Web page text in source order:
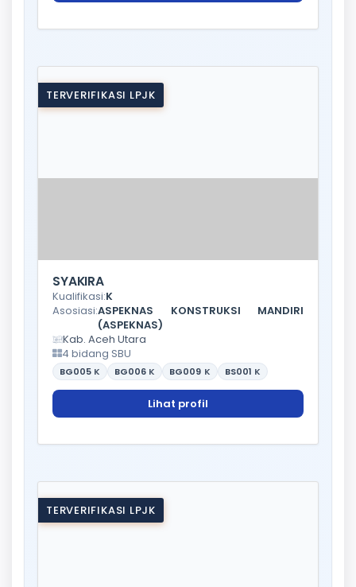
TERVERIFIKASI LPJK
SYAKIRA
Kualifikasi:K
Asosiasi:ASPEKNAS KONSTRUKSI MANDIRI
(ASPEKNAS)
Kab. Aceh Utara
4 bidang SBU
BG005 K BG006 K BG009 K BS001 K
Lihat profil
TERVERIFIKASI LPJK